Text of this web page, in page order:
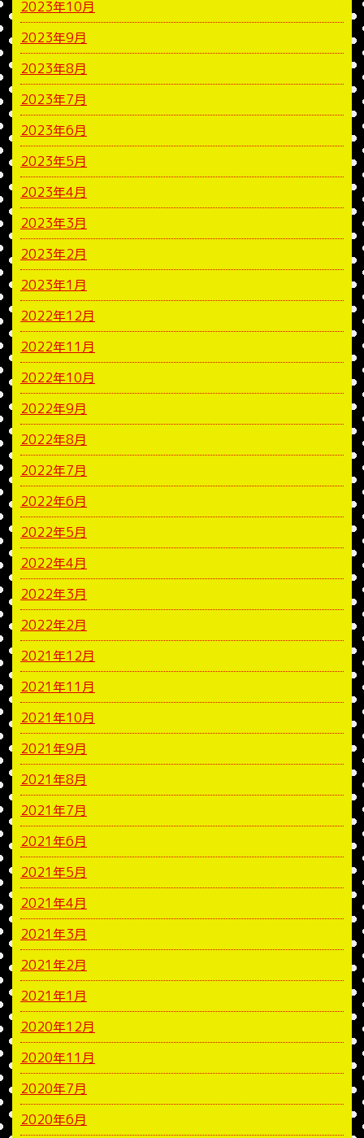
2023年10月
2023年9月
2023年8月
2023年7月
2023年6月
2023年5月
2023年4月
2023年3月
2023年2月
2023年1月
2022年12月
2022年11月
2022年10月
2022年9月
2022年8月
2022年7月
2022年6月
2022年5月
2022年4月
2022年3月
2022年2月
2021年12月
2021年11月
2021年10月
2021年9月
2021年8月
2021年7月
2021年6月
2021年5月
2021年4月
2021年3月
2021年2月
2021年1月
2020年12月
2020年11月
2020年7月
2020年6月